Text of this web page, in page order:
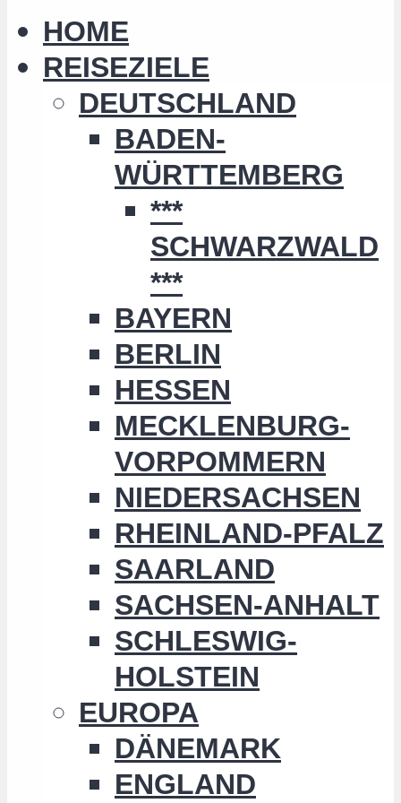
HOME
REISEZIELE
DEUTSCHLAND
BADEN-
WÜRTTEMBERG
***
SCHWARZWALD
***
BAYERN
BERLIN
HESSEN
MECKLENBURG-
VORPOMMERN
NIEDERSACHSEN
RHEINLAND-PFALZ
SAARLAND
SACHSEN-ANHALT
SCHLESWIG-
HOLSTEIN
EUROPA
DÄNEMARK
ENGLAND